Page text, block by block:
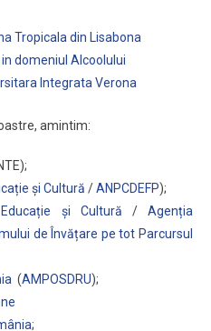
Tropicala din Lisabona
domeniul Alcoolului
Integrata Verona
amintim:
și Cultură /ANPCDEFP);
și Cultură /Agenția
de Învățare pe tot Parcursul
(AMPOSDRU);
;